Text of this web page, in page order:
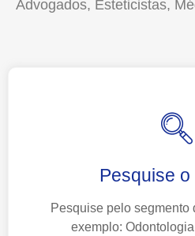
Advogados, Esteticistas,
Pesquise
Pesquise pelo segmento
exemplo: